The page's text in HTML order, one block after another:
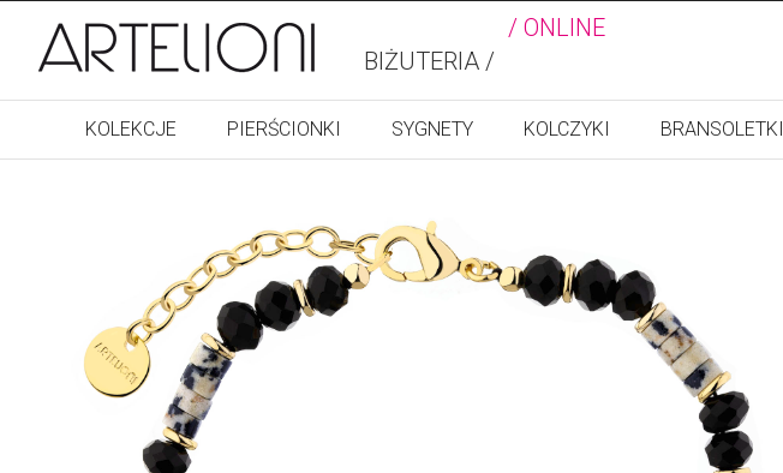
/ ONLINE
BIŻUTERIA /
KOLEKCJE PIERŚCIONKI SYGNETY KOLCZYKI BRANSOLETKI